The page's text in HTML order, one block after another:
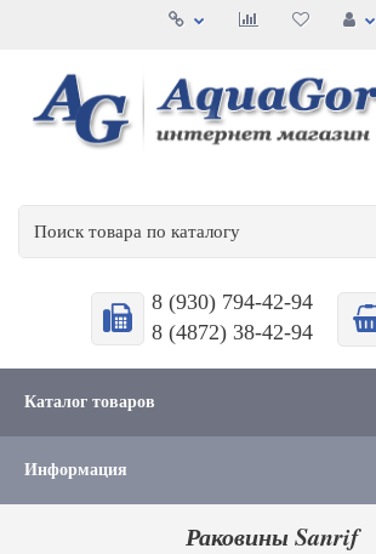
8 (930) 794-42-94
8 (4872) 38-42-94
Каталог товаров
Информация
Раковины Sanrif